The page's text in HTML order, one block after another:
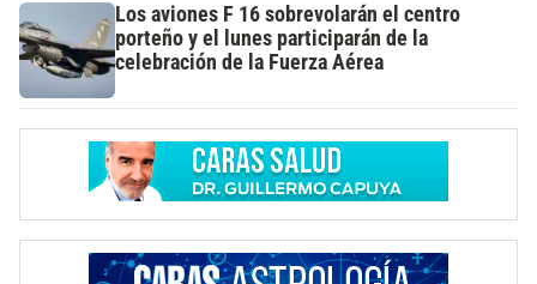
Los aviones F 16 sobrevolarán el centro
porteño y el lunes participarán de la
celebración de la Fuerza Aérea